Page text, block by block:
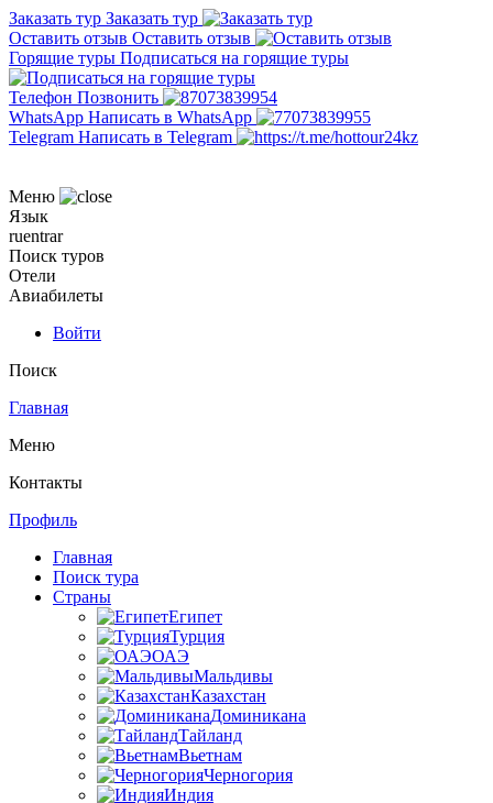
Заказать тур Заказать тур
Оставить отзыв Оставить отзыв
Горящие туры Подписаться на горящие туры
Телефон Позвонить
WhatsApp Написать в WhatsApp
Telegram Написать в Telegram
Меню
Язык
ruentrar
Поиск туров
Отели
Авиабилеты
Войти
Поиск
Главная
Меню
Контакты
Профиль
Главная
Поиск тура
Страны
Египет
Турция
ОАЭ
Мальдивы
Казахстан
Доминикана
Тайланд
Вьетнам
Черногория
Индия